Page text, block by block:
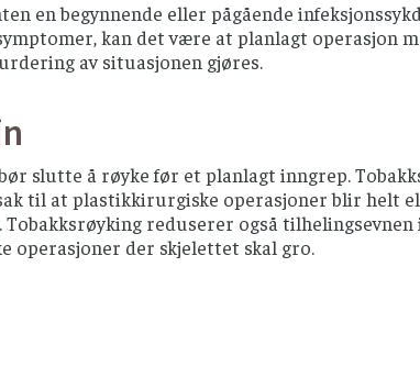
en begynnende eller pågående
kan det være at planlagt operasjon
av situasjonen gjøres.
slutte å røyke før et planlagt inngrep.
til at plastikkirurgiske operasjoner blir helt
Tobakksrøyking reduserer også
operasjoner der skjelettet skal gro.